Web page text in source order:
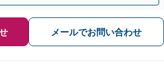
メールでお問い合わせ